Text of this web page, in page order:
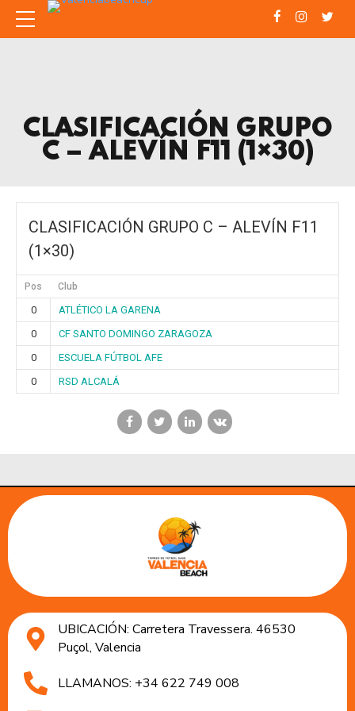
CLASIFICACIÓN GRUPO
C – ALEVÍN F11 (1×30)
CLASIFICACIÓN GRUPO C – ALEVÍN F11
(1×30)
Pos Club
0
ATLÉTICO LA GARENA
0
CF SANTO DOMINGO ZARAGOZA
0
ESCUELA FÚTBOL AFE
0
RSD ALCALÁ
UBICACIÓN: Carretera Travessera. 46530
Puçol, Valencia
LLAMANOS: +34 622 749 008